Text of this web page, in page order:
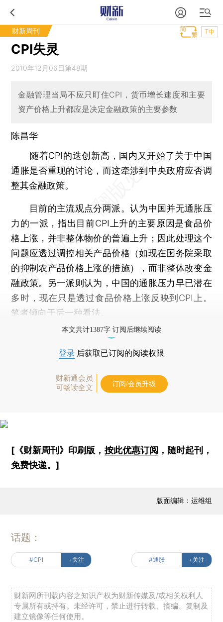
财新周刊 T中
CPI失灵
2010年12月06日第48期
金融管理当局不应只盯住CPI，货币增长速度和主要
资产价格上升都应是决定金融政策的主要参数
陈昌华
随着CPI的迭创新高，国内又开始了关于中国
通胀是否重现的讨论，而这牵涉到中央政府应否调
整其金融政策。
目前的主流观点分两派。认为中国并无通胀压
力的一派，指出目前CPI上升的主要原因是食品价
格上涨，并非整体物价的普遍上升；因此处理这个
问题应透过调控相关产品价格（如现在国务院采取
的抑制农产品价格上涨的措施），而非整体改变金
融政策。另一派则认为，中国的通胀压力早已潜在
多时，现在只是透过食品价格上涨反映到CPI上。
笔者倾向于后一种看法。
本文共计1387字 订阅后继续阅读
登录 后获取已订阅的阅读权限
财新通会员
可畅读全文
订阅/会员升级
[《财新周刊》印刷版， 按此优惠订阅 ，随时起刊，
免费快递。]
版面编辑：运维组
话题：
#CPI +关注 #通胀 +关注
财新网所刊载内容之知识产权为财新传媒及/或相关权利人
专属所有或持有。未经许可，禁止进行转载、摘编、复制及
建立镜像等任何使用。